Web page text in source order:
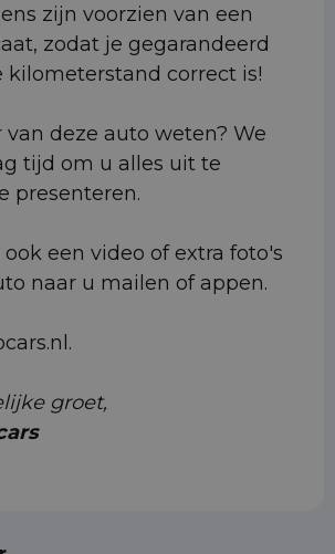
zijn voorzien van een
zodat je gegarandeerd
kilometerstand correct is!
deze auto weten? We
tijd om u alles uit te
presenteren.
een video of extra foto's
naar u mailen of appen.
groet,